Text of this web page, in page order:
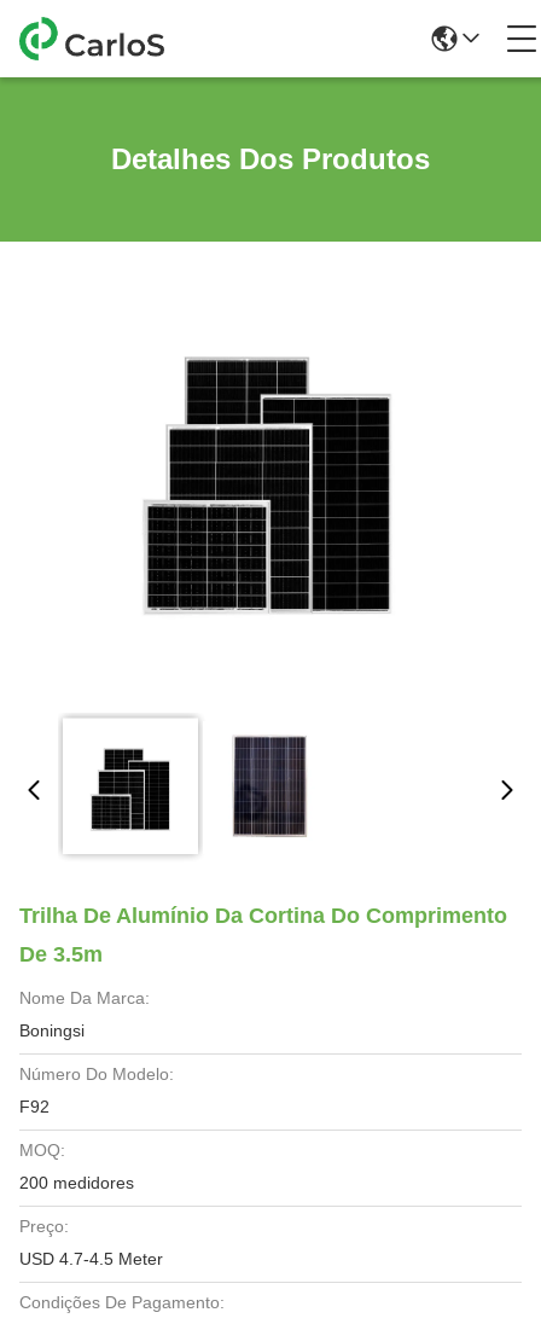
Detalhes Dos Produtos
Trilha De Alumínio Da Cortina Do Comprimento
De 3.5m
Nome Da Marca:
Boningsi
Número Do Modelo:
F92
MOQ:
200 medidores
Preço:
USD 4.7-4.5 Meter
Condições De Pagamento: